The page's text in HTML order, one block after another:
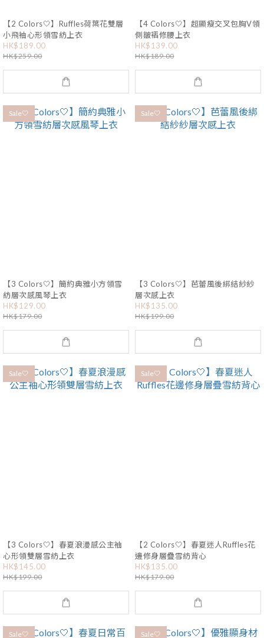
【2 Colors🤍】Ruffles荷葉花雙層
小飛袖心形領雪紡上衣
HK$189.00
HK$259.00
【4 Colors🤍】超顯瘦交叉包胸V領
側皺褶修腰上衣
HK$139.00
HK$189.00
Sale🤍
【3 Colors🤍】簡約典雅小方領雪
紡層次感風琴上衣
HK$129.00
HK$179.00
Sale🤍
【3 Colors🤍】芭蕾風後綁結紗紗
層次感上衣
HK$135.00
HK$199.00
Sale🤍
【3 Colors🤍】春夏浪漫感公主袖
心形領雙層雪紡上衣
HK$145.00
HK$199.00
Sale🤍
【2 Colors🤍】春夏迷人Ruffles花
邊修身層疊雪紡背心
HK$135.00
HK$179.00
Sale🤍 Sale🤍